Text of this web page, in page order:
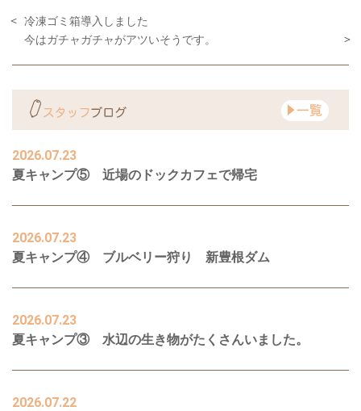
冷凍ゴミ箱導入しました
今はガチャガチャがアツいそうです。
2026.07.23
夏キャンプ⑤ 近場のドックカフェで帰宅
2026.07.23
夏キャンプ④ ブルベリー狩り 新豊根ダム
2026.07.23
夏キャンプ③ 水辺の生き物がたくさんいました。
2026.07.22